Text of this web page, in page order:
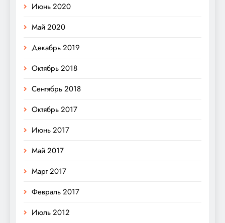
Июнь 2020
Май 2020
Декабрь 2019
Октябрь 2018
Сентябрь 2018
Октябрь 2017
Июнь 2017
Май 2017
Март 2017
Февраль 2017
Июль 2012